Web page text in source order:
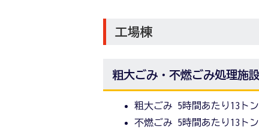
工場棟
粗大ごみ・不燃ごみ処理施設
粗大ごみ 5時間あたり13トン
不燃ごみ 5時間あたり13トン